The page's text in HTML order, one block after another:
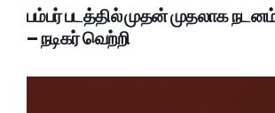
பம்பர் படத்தில் முதன் முதலாக
– நடிகர் வெற்றி